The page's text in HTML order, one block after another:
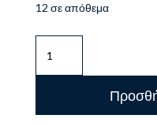
12 σε απόθεμα
μολύβι
Rotring
0,7